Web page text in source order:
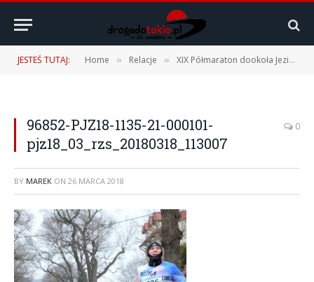
JESTEŚ TUTAJ: Home » Relacje » XIX Półmaraton dookoła Jeziora Żywieckiego – 18.03.2018 r.
96852-PJZ18-1135-21-000101-
pjz18_03_rzs_20180318_113007
0
BY MAREK ON 26 MARCA 2018